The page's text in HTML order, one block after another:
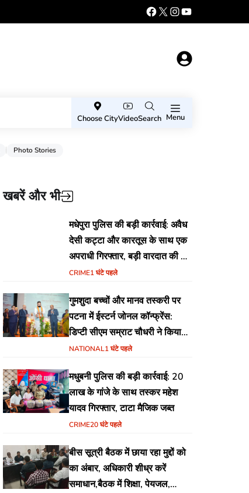
Choose CityVideoSearch Menu
Photo Stories
खबरें और भी
मधेपुरा पुलिस की बड़ी कार्रवाई: अवैध
देसी कट्टा और कारतूस के साथ एक
अपराधी गिरफ्तार, बड़ी वारदात की थी
योजना
CRIME1 घंटे पहले
गुमशुदा बच्चों और मानव तस्करी पर
पटना में ईस्टर्न जोनल कॉन्फ्रेंस:
डिप्टी सीएम सम्राट चौधरी ने किया
उद्घाटन, अंतर्राज्यीय समन्वय पर जोर
NATIONAL1 घंटे पहले
मधुबनी पुलिस की बड़ी कार्रवाई: 20
लाख के गांजे के साथ तस्कर महेश
यादव गिरफ्तार, टाटा मैजिक जब्त
CRIME20 घंटे पहले
बीस सूत्री बैठक में छाया रहा मुद्दों को
का अंबार, अधिकारी शीध्र करें
समाधान,बैठक में शिक्षा, पेयजल,